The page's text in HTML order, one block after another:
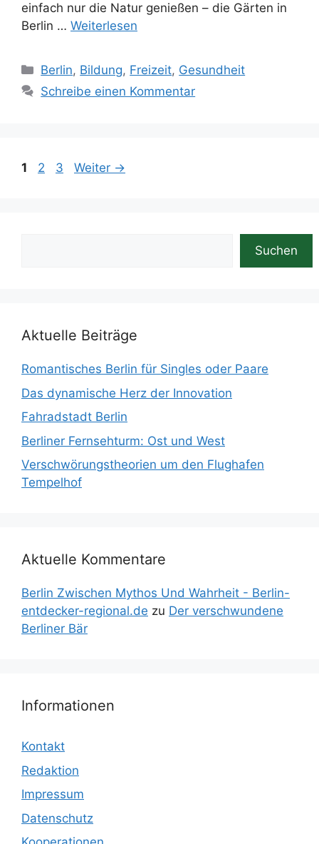
einfach nur die Natur genießen – die Gärten in
Berlin … Weiterlesen
Kategorien
Berlin, Bildung, Freizeit, Gesundheit
Schreibe einen Kommentar
Seite
1 Seite
2 Seite
3 Weiter →
Suchen
Aktuelle Beiträge
Romantisches Berlin für Singles oder Paare
Das dynamische Herz der Innovation
Fahradstadt Berlin
Berliner Fernsehturm: Ost und West
Verschwörungstheorien um den Flughafen
Tempelhof
Aktuelle Kommentare
Berlin Zwischen Mythos Und Wahrheit - Berlin-
entdecker-regional.de zu Der verschwundene
Berliner Bär
Informationen
Kontakt
Redaktion
Impressum
Datenschutz